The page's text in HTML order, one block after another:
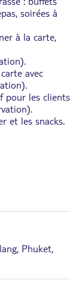
soirées à
à la carte,
avec
pour les clients
et les snacks.
Phuket,